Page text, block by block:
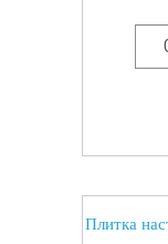
Плитка